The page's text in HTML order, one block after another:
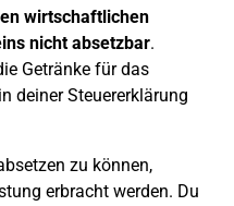
wirtschaftlichen
nicht absetzbar.
Getränke für das
deiner Steuererklärung
zu können,
erbracht werden. Du